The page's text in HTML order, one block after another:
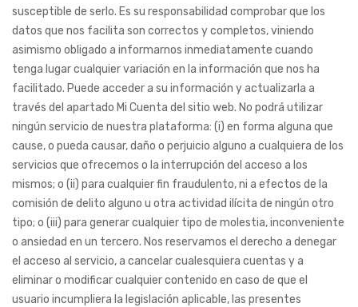
susceptible de serlo. Es su responsabilidad comprobar que los
datos que nos facilita son correctos y completos, viniendo
asimismo obligado a informarnos inmediatamente cuando
tenga lugar cualquier variación en la información que nos ha
facilitado. Puede acceder a su información y actualizarla a
través del apartado Mi Cuenta del sitio web. No podrá utilizar
ningún servicio de nuestra plataforma: (i) en forma alguna que
cause, o pueda causar, daño o perjuicio alguno a cualquiera de los
servicios que ofrecemos o la interrupción del acceso a los
mismos; o (ii) para cualquier fin fraudulento, ni a efectos de la
comisión de delito alguno u otra actividad ilícita de ningún otro
tipo; o (iii) para generar cualquier tipo de molestia, inconveniente
o ansiedad en un tercero. Nos reservamos el derecho a denegar
el acceso al servicio, a cancelar cualesquiera cuentas y a
eliminar o modificar cualquier contenido en caso de que el
usuario incumpliera la legislación aplicable, las presentes